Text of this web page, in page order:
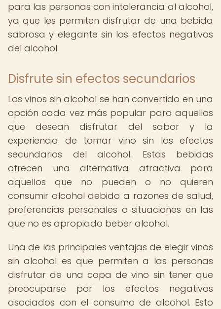
para las personas con intolerancia al alcohol,
ya que les permiten disfrutar de una bebida
sabrosa y elegante sin los efectos negativos
del alcohol.
Disfrute sin efectos secundarios
Los vinos sin alcohol se han convertido en una
opción cada vez más popular para aquellos
que desean disfrutar del sabor y la
experiencia de tomar vino sin los efectos
secundarios del alcohol. Estas bebidas
ofrecen una alternativa atractiva para
aquellos que no pueden o no quieren
consumir alcohol debido a razones de salud,
preferencias personales o situaciones en las
que no es apropiado beber alcohol.
Una de las principales ventajas de elegir vinos
sin alcohol es que permiten a las personas
disfrutar de una copa de vino sin tener que
preocuparse por los efectos negativos
asociados con el consumo de alcohol. Esto